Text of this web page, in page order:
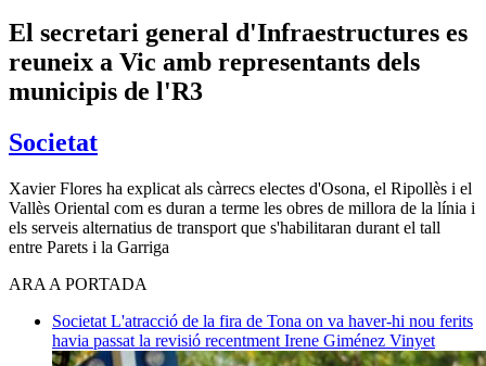
El secretari general d'Infraestructures es
reuneix a Vic amb representants dels
municipis de l'R3
Societat
Xavier Flores ha explicat als càrrecs electes d'Osona, el Ripollès i el
Vallès Oriental com es duran a terme les obres de millora de la línia i
els serveis alternatius de transport que s'habilitaran durant el tall
entre Parets i la Garriga
ARA A PORTADA
Societat L'atracció de la fira de Tona on va haver-hi nou ferits
havia passat la revisió recentment Irene Giménez Vinyet